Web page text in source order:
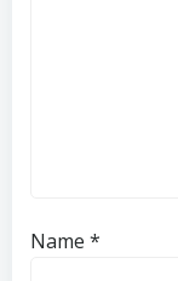
Name *